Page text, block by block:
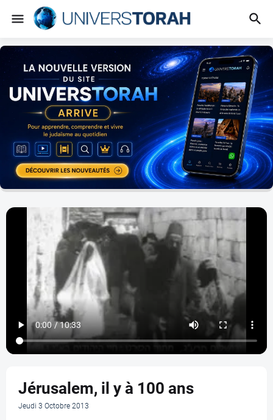
Jérusalem, il y à 100 ans
Jeudi 3 Octobre 2013